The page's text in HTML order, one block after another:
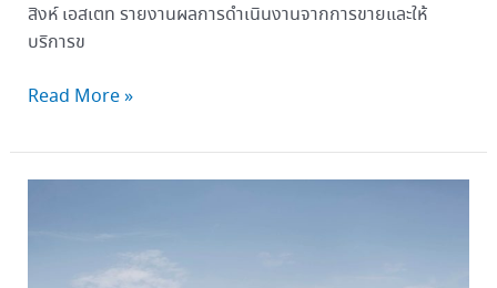
สิงห์ เอสเตท รายงานผลการดำเนินงานจากการขายและให้
บริการข
Read More »